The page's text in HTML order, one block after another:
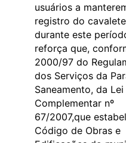
usuários a
registro do
durante este
reforça que,
2000/97 do
dos Serviços da
Saneamento, da Lei
Complementar nº
67/2007,que
Código de Obras e